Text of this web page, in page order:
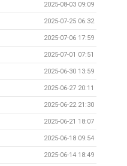
2025-08-03 09:09
2025-07-25 06:32
2025-07-06 17:59
2025-07-01 07:51
2025-06-30 13:59
2025-06-27 20:11
2025-06-22 21:30
2025-06-21 18:07
2025-06-18 09:54
2025-06-14 18:49